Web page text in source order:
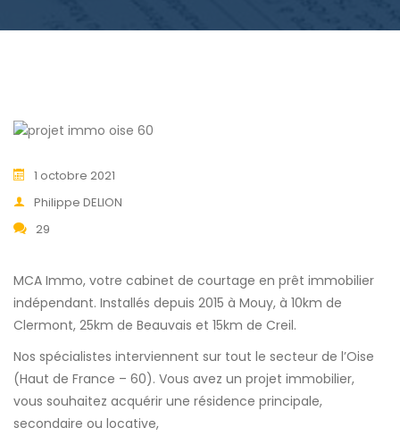
1 octobre 2021
Philippe DELION
29
MCA Immo, votre cabinet de courtage en prêt immobilier
indépendant. Installés depuis 2015 à Mouy, à 10km de
Clermont, 25km de Beauvais et 15km de Creil.
Nos spécialistes interviennent sur tout le secteur de l’Oise
(Haut de France – 60). Vous avez un projet immobilier,
vous souhaitez acquérir une résidence principale,
secondaire ou locative,